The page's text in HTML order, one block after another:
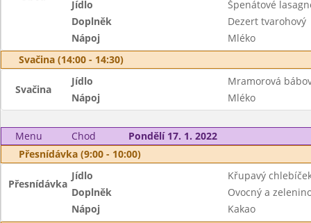
Jídlo
Špenátové
Doplněk
Dezert tvarohový
Nápoj
Mléko
Svačina (14:00 - 14:30)
Svačina
Jídlo
Mramorová
Nápoj
Mléko
Menu Chod
Pondělí 17. 1. 2022
Přesnídávka (9:00 - 10:00)
Přesnídávka
Jídlo
Křupavý
Doplněk
Ovocný a
Nápoj
Kakao